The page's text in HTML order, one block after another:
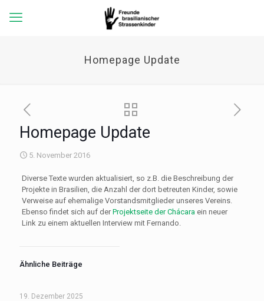
Homepage Update
Homepage Update
5. November 2016
Diverse Texte wurden aktualisiert, so z.B. die Beschreibung der
Projekte in Brasilien, die Anzahl der dort betreuten Kinder, sowie
Verweise auf ehemalige Vorstandsmitglieder unseres Vereins.
Ebenso findet sich auf derProjektseite der Chácaraein neuer
Link zu einem aktuellen Interview mit Fernando.
Ähnliche Beiträge
19. Dezember 2025